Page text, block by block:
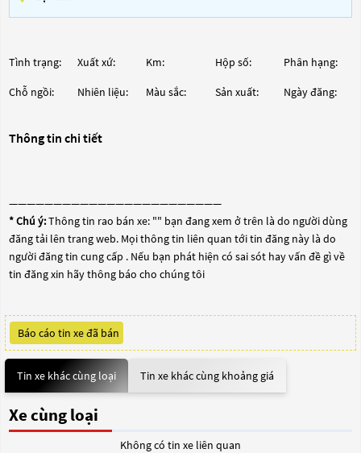
Tình trạng: Xuất xứ: Km: Hộp số: Phân hạng:
Chỗ ngồi: Nhiên liệu: Màu sắc: Sản xuất: Ngày đăng:
Thông tin chi tiết
————————————————————————
* Chú ý:Thông tin rao bán xe: "" bạn đang xem ở trên là do người dùng
đăng tải lên trang web. Mọi thông tin liên quan tới tin đăng này là do
người đăng tin cung cấp . Nếu bạn phát hiện có sai sót hay vấn đề gì về
tin đăng xin hãy thông báo cho chúng tôi
Báo cáo tin xe đã bán
Tin xe khác cùng loại Tin xe khác cùng khoảng giá
Xe cùng loại
Không có tin xe liên quan